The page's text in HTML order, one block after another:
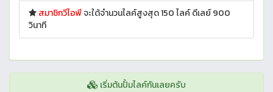
สมาชิกวีไอพีจะใด้จำนวนไลค์สูงสุด 150 ไลค์ ดีเลย์ 900
วินาที
เริ่มต้นปั้มไลค์กันเลยครับ